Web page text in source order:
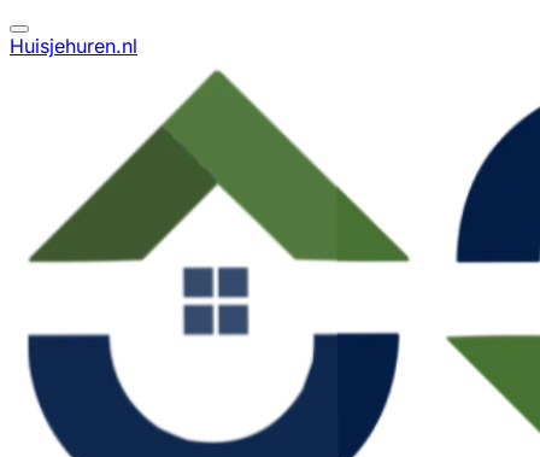
Huisjehuren.nl